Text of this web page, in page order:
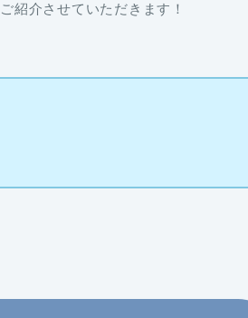
紹介させていただきます！